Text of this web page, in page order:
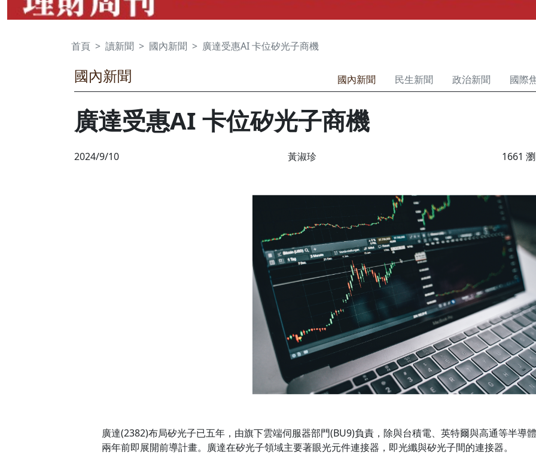
首頁 讀新聞 國內新聞 廣達受惠AI 卡位矽光子商機
國內新聞 國內新聞 民生新聞 政治新聞 國際
廣達受惠AI 卡位矽光子商機
2024/9/10 黃淑珍 1661
廣達(2382)布局矽光子已五年，由旗下雲端伺服器部門(BU9)負責，除與台積電、英特爾與高通等半導
兩年前即展開前導計畫。廣達在矽光子領域主要著眼光元件連接器，即光纖與矽光子間的連接器。